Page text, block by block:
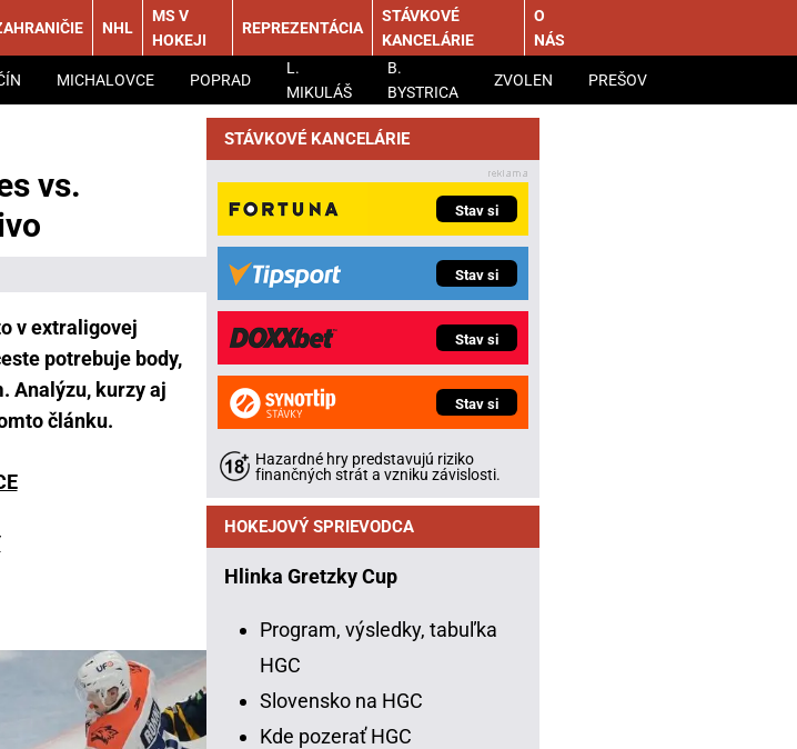
MICHALOVCE POPRAD
L.
MIKULÁŠ
B.
BYSTRICA
ZVOLEN PREŠOV
NHL
MS V
HOKEJI
REPREZENTÁCIA
STÁVKOVÉ
KANCELÁRIE
O
NÁS
vs.
v extraligovej
potrebuje body,
Analýzu, kurzy aj
článku.
STÁVKOVÉ KANCELÁRIE
Stav si
Stav si
Stav si
Stav si
Hazardné hry predstavujú riziko
finančných strát a vzniku závislosti.
HOKEJOVÝ SPRIEVODCA
Hlinka Gretzky Cup
Program, výsledky, tabuľka
HGC
Slovensko na HGC
Kde pozerať HGC